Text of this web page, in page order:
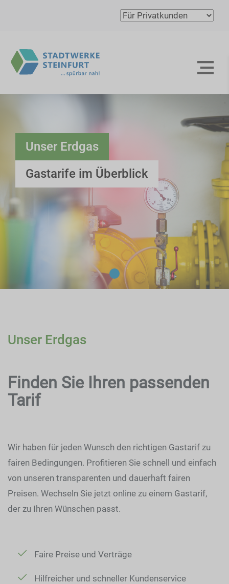
Unser Erdgas
Gastarife im Überblick
Unser Erdgas
Finden Sie Ihren passenden
Tarif
Wir haben für jeden Wunsch den richtigen Gastarif zu
fairen Bedingungen. Profitieren Sie schnell und einfach
von unseren transparenten und dauerhaft fairen
Preisen. Wechseln Sie jetzt online zu einem Gastarif,
der zu Ihren Wünschen passt.
Faire Preise und Verträge
Hilfreicher und schneller Kundenservice